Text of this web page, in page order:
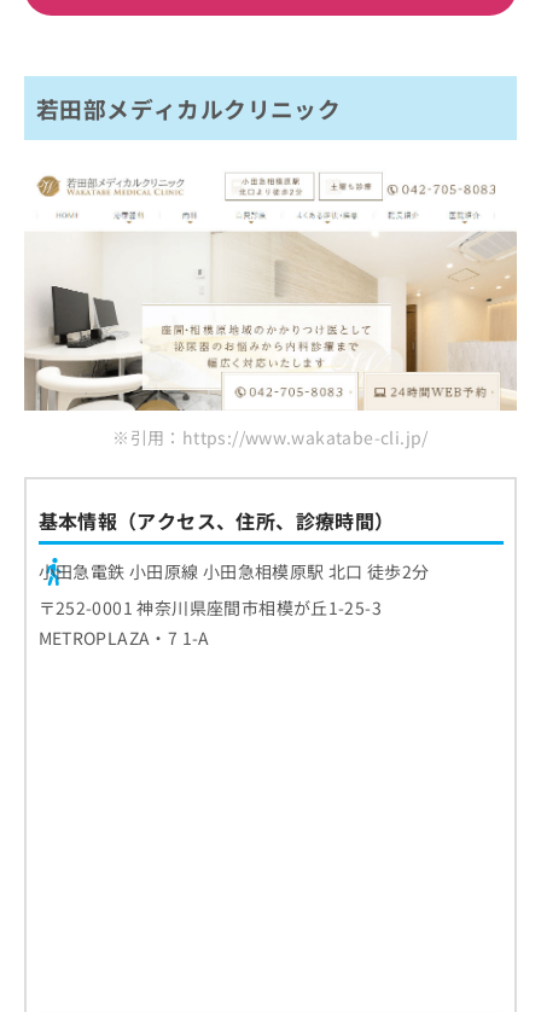
若田部メディカルクリニック
※引用：https://www.wakatabe-cli.jp/
基本情報（アクセス、住所、診療時間）
小田急電鉄 小田原線 小田急相模原駅 北口 徒歩2分
〒252-0001 神奈川県座間市相模が丘1-25-3
METROPLAZA・7 1-A